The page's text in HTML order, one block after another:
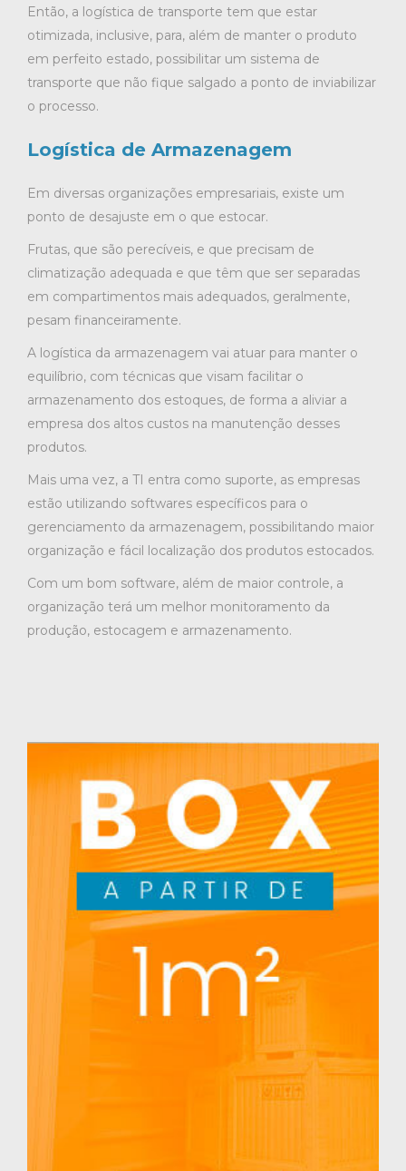
Então, a logística de transporte tem que estar
otimizada, inclusive, para, além de manter o produto
em perfeito estado, possibilitar um sistema de
transporte que não fique salgado a ponto de inviabilizar
o processo.
Logística de Armazenagem
Em diversas organizações empresariais, existe um
ponto de desajuste em o que estocar.
Frutas, que são perecíveis, e que precisam de
climatização adequada e que têm que ser separadas
em compartimentos mais adequados, geralmente,
pesam financeiramente.
A logística da armazenagem vai atuar para manter o
equilíbrio, com técnicas que visam facilitar o
armazenamento dos estoques, de forma a aliviar a
empresa dos altos custos na manutenção desses
produtos.
Mais uma vez, a TI entra como suporte, as empresas
estão utilizando softwares específicos para o
gerenciamento da armazenagem, possibilitando maior
organização e fácil localização dos produtos estocados.
Com um bom software, além de maior controle, a
organização terá um melhor monitoramento da
produção, estocagem e armazenamento.